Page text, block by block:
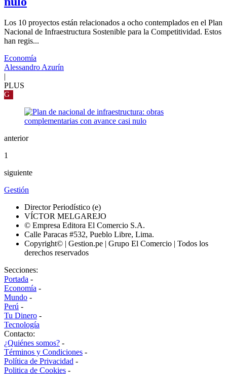
Los 10 proyectos están relacionados a ocho contemplados en el Plan
Nacional de Infraestructura Sostenible para la Competitividad. Estos
han regis...
Economía
Alessandro Azurín
PLUS
G
anterior
1
siguiente
Gestión
Director Periodístico (e)
VÍCTOR MELGAREJO
© Empresa Editora El Comercio S.A.
Calle Paracas #532, Pueblo Libre, Lima.
Copyright© | Gestion.pe | Grupo El Comercio | Todos los
derechos reservados
Secciones:
Portada -
Economía -
Mundo -
Perú -
Tu Dinero -
Tecnología
Contacto:
¿Quiénes somos? -
Términos y Condiciones -
Política de Privacidad -
Politica de Cookies -